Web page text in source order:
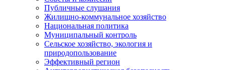
Публичные слушания
Жилищно-коммунальное хозяйство
Национальная политика
Муниципальный контроль
Сельское хозяйство, экология и
природопользование
Эффективный регион